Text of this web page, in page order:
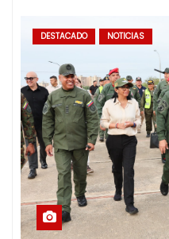
DESTACADO NOTICIAS